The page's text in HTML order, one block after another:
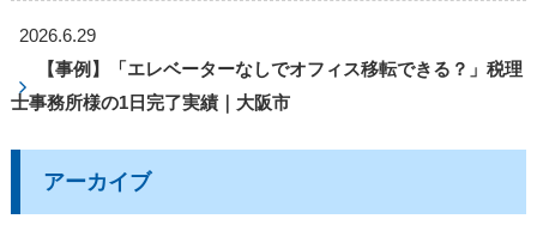
2026.6.29
【事例】「エレベーターなしでオフィス移転できる？」税理
士事務所様の1日完了実績｜大阪市
アーカイブ